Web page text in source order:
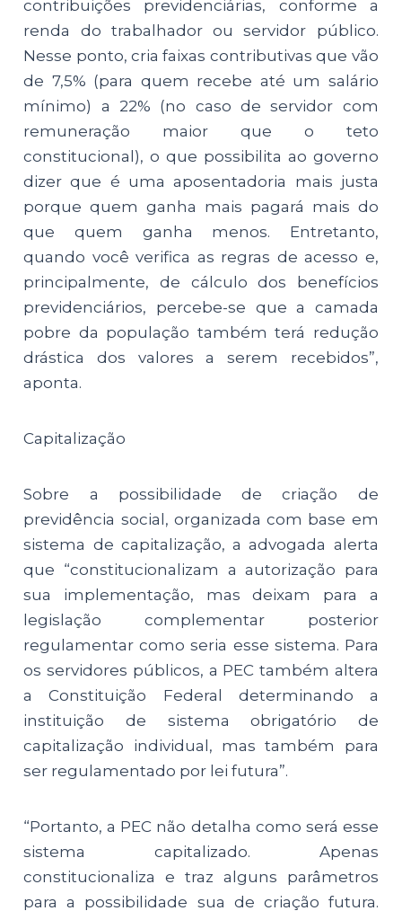
contribuições previdenciárias, conforme a
renda do trabalhador ou servidor público.
Nesse ponto, cria faixas contributivas que vão
de 7,5% (para quem recebe até um salário
mínimo) a 22% (no caso de servidor com
remuneração maior que o teto
constitucional), o que possibilita ao governo
dizer que é uma aposentadoria mais justa
porque quem ganha mais pagará mais do
que quem ganha menos. Entretanto,
quando você verifica as regras de acesso e,
principalmente, de cálculo dos benefícios
previdenciários, percebe-se que a camada
pobre da população também terá redução
drástica dos valores a serem recebidos”,
aponta.
Capitalização
Sobre a possibilidade de criação de
previdência social, organizada com base em
sistema de capitalização, a advogada alerta
que “constitucionalizam a autorização para
sua implementação, mas deixam para a
legislação complementar posterior
regulamentar como seria esse sistema. Para
os servidores públicos, a PEC também altera
a Constituição Federal determinando a
instituição de sistema obrigatório de
capitalização individual, mas também para
ser regulamentado por lei futura”.
“Portanto, a PEC não detalha como será esse
sistema capitalizado. Apenas
constitucionaliza e traz alguns parâmetros
para a possibilidade sua de criação futura.